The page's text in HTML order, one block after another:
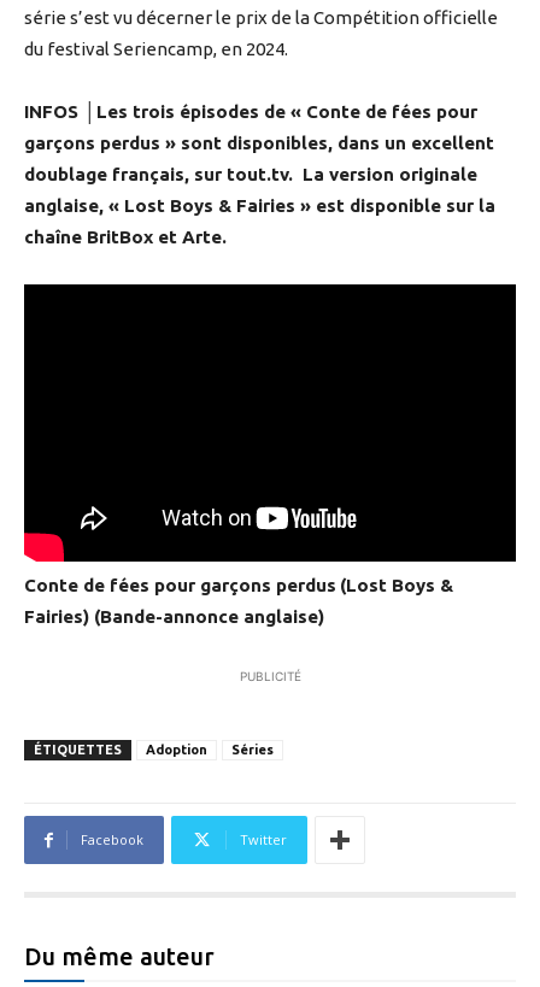
série s’est vu décerner le prix de la Compétition officielle
du festival Seriencamp, en 2024.
INFOS
Les trois épisodes de « Conte de fées pour
garçons perdus » sont disponibles, dans un excellent
doublage français, sur tout.tv. La version originale
anglaise, « Lost Boys & Fairies » est disponible sur la
chaîne BritBox et Arte.
Conte de fées pour garçons perdus (Lost Boys &
Fairies) (Bande-annonce anglaise)
PUBLICITÉ
ÉTIQUETTES Adoption Séries
Facebook Twitter
Du même auteur